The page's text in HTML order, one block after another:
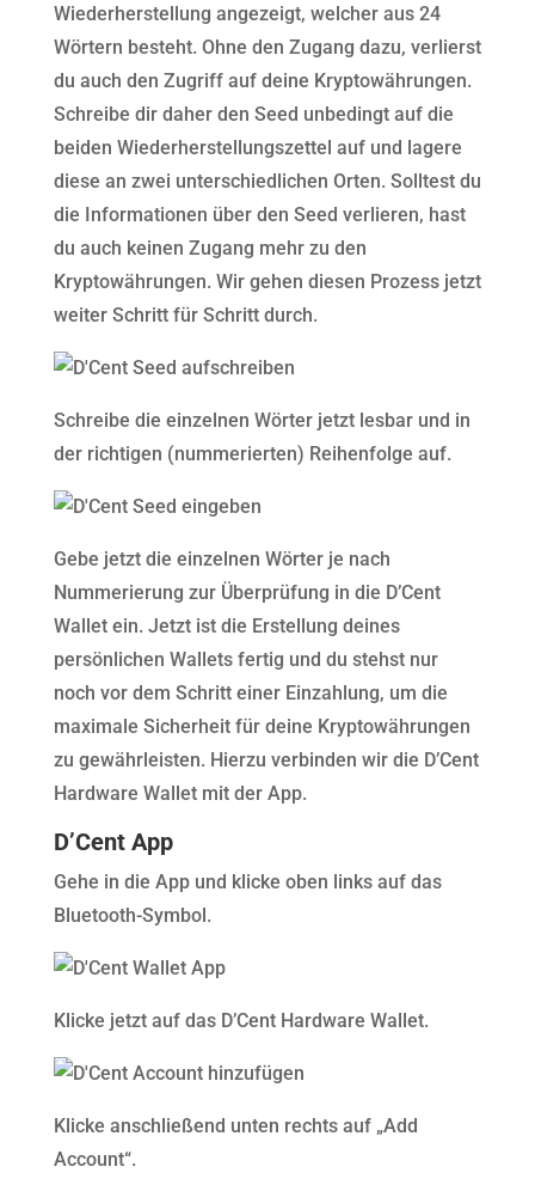
Wiederherstellung angezeigt, welcher aus 24
Wörtern besteht. Ohne den Zugang dazu, verlierst
du auch den Zugriff auf deine Kryptowährungen.
Schreibe dir daher den Seed unbedingt auf die
beiden Wiederherstellungszettel auf und lagere
diese an zwei unterschiedlichen Orten. Solltest du
die Informationen über den Seed verlieren, hast
du auch keinen Zugang mehr zu den
Kryptowährungen. Wir gehen diesen Prozess jetzt
weiter Schritt für Schritt durch.
Schreibe die einzelnen Wörter jetzt lesbar und in
der richtigen (nummerierten) Reihenfolge auf.
Gebe jetzt die einzelnen Wörter je nach
Nummerierung zur Überprüfung in die D’Cent
Wallet ein. Jetzt ist die Erstellung deines
persönlichen Wallets fertig und du stehst nur
noch vor dem Schritt einer Einzahlung, um die
maximale Sicherheit für deine Kryptowährungen
zu gewährleisten. Hierzu verbinden wir die D’Cent
Hardware Wallet mit der App.
D’Cent App
Gehe in die App und klicke oben links auf das
Bluetooth-Symbol.
Klicke jetzt auf das D’Cent Hardware Wallet.
Klicke anschließend unten rechts auf „Add
Account“.